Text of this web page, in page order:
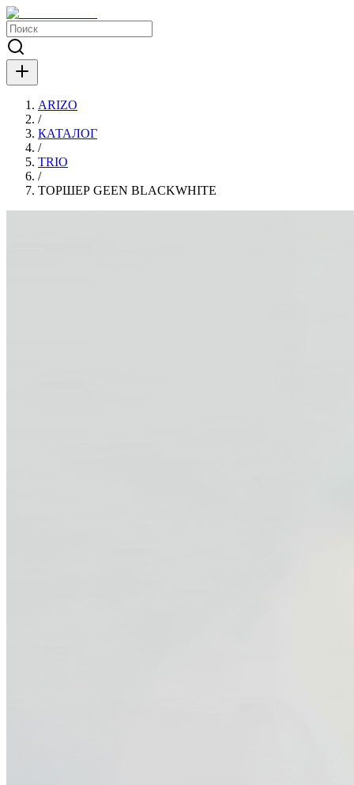
ARIZO
/
КАТАЛОГ
/
TRIO
/
ТОРШЕР GEEN BLACKWHITE